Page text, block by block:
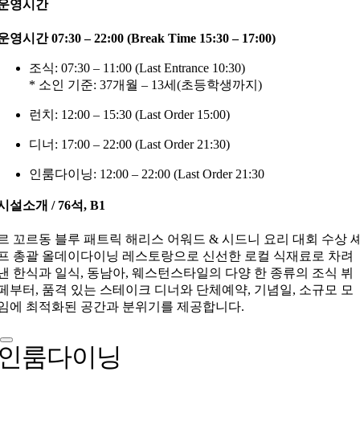
영시간
영시간 07:30 – 22:00 (Break Time 15:30 – 17:00)
조식: 07:30 – 11:00 (Last Entrance 10:30)
* 소인 기준: 37개월 – 13세(초등학생까지)
런치: 12:00 – 15:30 (Last Order 15:00)
디너: 17:00 – 22:00 (Last Order 21:30)
인룸다이닝: 12:00 – 22:00 (Last Order 21:30
설소개 / 76석, B1
꼬르동 블루 패트릭 해리스 어워드 & 시드니 요리 대회 수상
총괄 올데이다이닝 레스토랑으로 신선한 로컬 식재료로 차려
한식과 일식, 동남아, 웨스턴스타일의 다양 한 종류의 조식 뷔
부터, 품격 있는 스테이크 디너와 단체예약, 기념일, 소규모 모
에 최적화된 공간과 분위기를 제공합니다.
룸다이닝